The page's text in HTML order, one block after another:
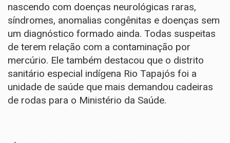
nascendo com doenças neurológicas raras,
síndromes, anomalias congênitas e doenças sem
um diagnóstico formado ainda. Todas suspeitas
de terem relação com a contaminação por
mercúrio. Ele também destacou que o distrito
sanitário especial indígena Rio Tapajós foi a
unidade de saúde que mais demandou cadeiras
de rodas para o Ministério da Saúde.